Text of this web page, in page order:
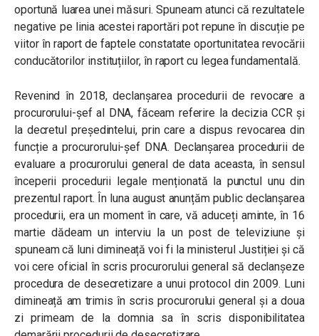
oportună luarea unei măsuri. Spuneam atunci că rezultatele
negative pe linia acestei raportări pot repune în discuție pe
viitor în raport de faptele constatate oportunitatea revocării
conducătorilor instituțiilor, în raport cu legea fundamentală.
Revenind în 2018, declanșarea procedurii de revocare a
procurorului-șef al DNA, făceam referire la decizia CCR și
la decretul președintelui, prin care a dispus revocarea din
funcție a procurorului-șef DNA. Declanșarea procedurii de
evaluare a procurorului general de data aceasta, în sensul
începerii procedurii legale menționată la punctul unu din
prezentul raport. În luna august anunțăm public declanșarea
procedurii, era un moment în care, vă aduceți aminte, în 16
martie dădeam un interviu la un post de televiziune și
spuneam că luni dimineață voi fi la ministerul Justiției și că
voi cere oficial în scris procurorului general să declanșeze
procedura de desecretizare a unui protocol din 2009. Luni
dimineață am trimis în scris procurorului general și a doua
zi primeam de la domnia sa în scris disponibilitatea